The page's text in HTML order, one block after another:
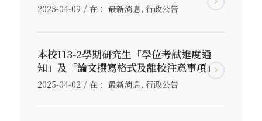
2025-04-09 / 在： 最新消息, 行政公告
本校113-2學期研究生「學位考試進度通
知」及「論文撰寫格式及離校注意事項」
2025-04-02 / 在： 最新消息, 行政公告